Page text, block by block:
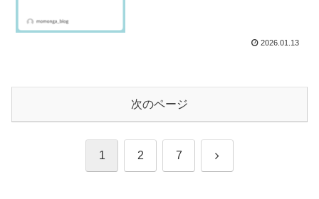
2026.01.13
次のページ
1 2 7 次